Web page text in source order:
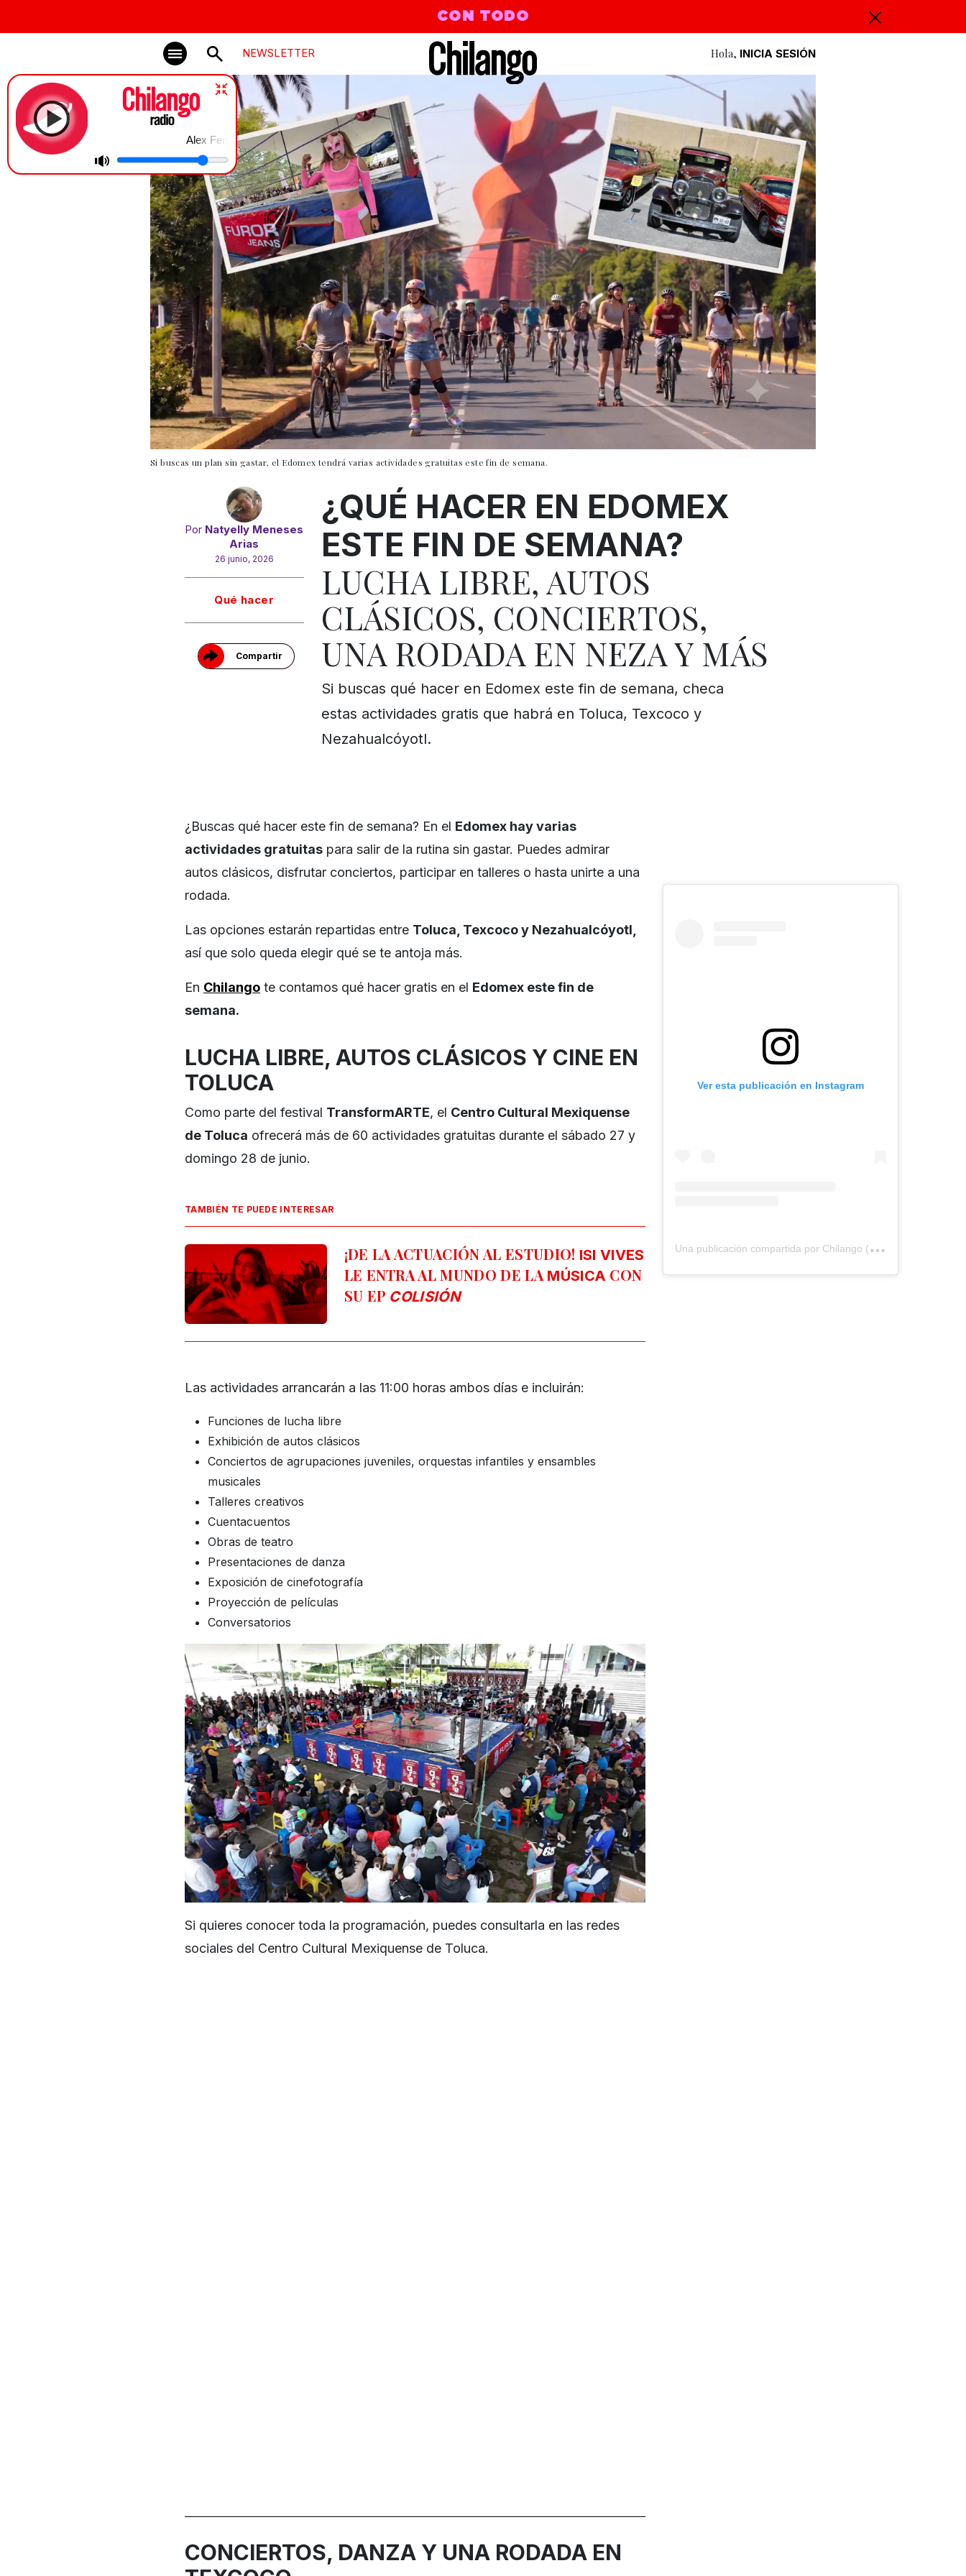
CON TODO
NEWSLETTER Hola, INICIA SESIÓN
Alex Fernández en Chilango
Si buscas un plan sin gastar, el Edomex tendrá varias actividades gratuitas este fin de semana.
Por Natyelly Meneses
Arias
26 junio, 2026
Qué hacer
Compartir
¿QUÉ HACER EN EDOMEX
ESTE FIN DE SEMANA?
LUCHA LIBRE, AUTOS
CLÁSICOS, CONCIERTOS,
UNA RODADA EN NEZA Y MÁS
Si buscas qué hacer en Edomex este fin de semana, checa
estas actividades gratis que habrá en Toluca, Texcoco y
Nezahualcóyotl.
¿Buscas qué hacer este fin de semana? En el Edomex hay varias
actividades gratuitas para salir de la rutina sin gastar. Puedes admirar
autos clásicos, disfrutar conciertos, participar en talleres o hasta unirte a una
rodada.
Las opciones estarán repartidas entre Toluca, Texcoco y Nezahualcóyotl,
así que solo queda elegir qué se te antoja más.
En Chilango te contamos qué hacer gratis en el Edomex este fin de
semana.
LUCHA LIBRE, AUTOS CLÁSICOS Y CINE EN
TOLUCA
Como parte del festival TransformARTE, el Centro Cultural Mexiquense
de Toluca ofrecerá más de 60 actividades gratuitas durante el sábado 27 y
domingo 28 de junio.
TAMBIÉN TE PUEDE INTERESAR
¡DE LA ACTUACIÓN AL ESTUDIO! ISI VIVES
LE ENTRA AL MUNDO DE LAMÚSICA CON
SU EP COLISIÓN
Las actividades arrancarán a las 11:00 horas ambos días e incluirán:
Funciones de lucha libre
Exhibición de autos clásicos
Conciertos de agrupaciones juveniles, orquestas infantiles y ensambles
musicales
Talleres creativos
Cuentacuentos
Obras de teatro
Presentaciones de danza
Exposición de cinefotografía
Proyección de películas
Conversatorios
Si quieres conocer toda la programación, puedes consultarla en las redes
sociales del Centro Cultural Mexiquense de Toluca.
CONCIERTOS, DANZA Y UNA RODADA EN
Ver esta publicación en Instagram
U
na publicación compartida por Chilango (@chilangocom)